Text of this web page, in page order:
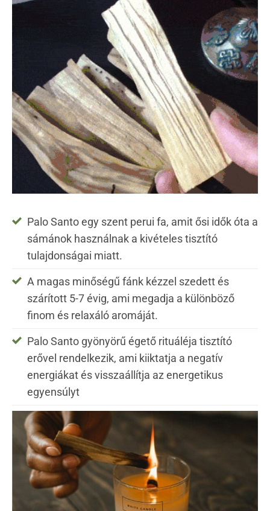
Palo Santo egy szent perui fa, amit ősi idők óta a
sámánok használnak a kivételes tisztító
tulajdonságai miatt.
A magas minőségű fánk kézzel szedett és
szárított 5-7 évig, ami megadja a különböző
finom és relaxáló aromáját.
Palo Santo gyönyörű égető rituáléja tisztító
erővel rendelkezik, ami kiiktatja a negatív
energiákat és visszaállítja az energetikus
egyensúlyt